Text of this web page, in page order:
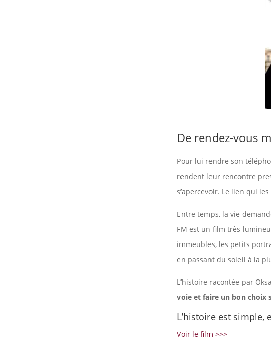
De rendez-vous
Pour lui rendre son
rendent leur rencontre
s’apercevoir. Le lien qui
Entre temps, la vie
FM est un film très
immeubles, les petits
en passant du soleil à la
L’histoire racontée par
voie et faire un bon choix
L’histoire est simple,
Voir le film >>>